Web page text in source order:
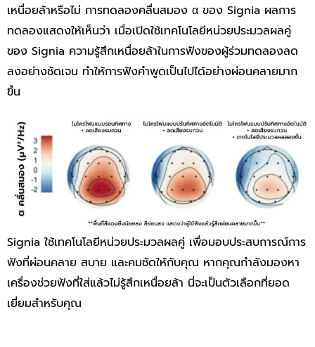
เหนื่อยล้าหรือไม่ การทดลองคลื่นสมอง α ของ Signia ผลการ
ทดลองแสดงให้เห็นว่า เมื่อเปิดใช้เทคโนโลยีหน่วยประมวลผลคู่
ของ Signia ความรู้สึกเหนื่อยล้าในการฟังของผู้ร่วมทดลองลด
ลงอย่างชัดเจน ทำให้การฟังคำพูดเป็นไปได้อย่างผ่อนคลายมาก
ขึ้น
Signia ใช้เทคโนโลยีหน่วยประมวลผลคู่ เพื่อมอบประสบการณ์การ
ฟังที่ผ่อนคลาย สบาย และคมชัดให้กับคุณ หากคุณกำลังมองหา
เครื่องช่วยฟังที่ใส่แล้วไม่รู้สึกเหนื่อยล้า นี่จะเป็นตัวเลือกที่ยอด
เยี่ยมสำหรับคุณ